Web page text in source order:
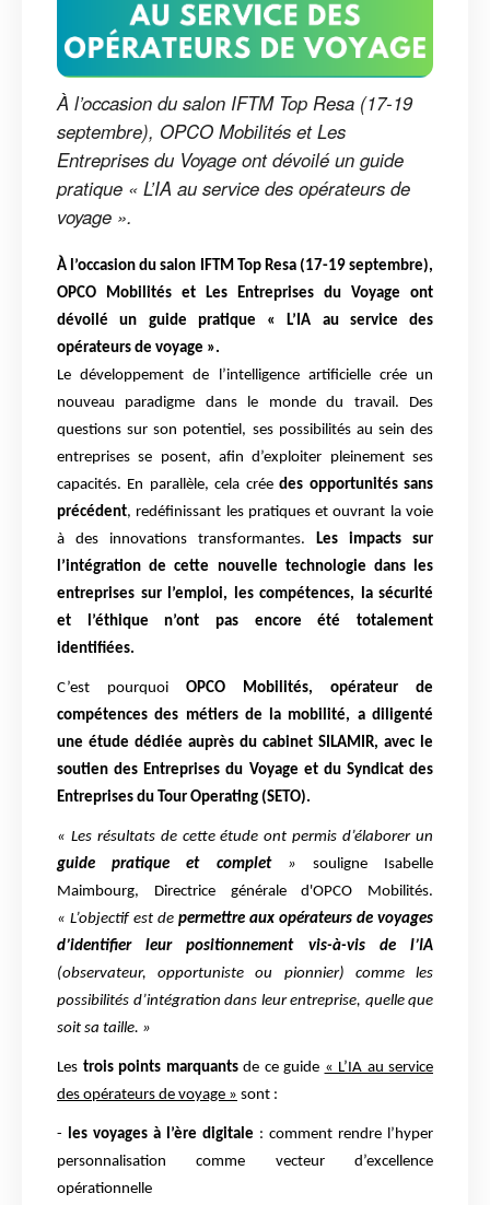
À l’occasion du salon IFTM Top Resa (17-19
septembre), OPCO Mobilités et Les
Entreprises du Voyage ont dévoilé un guide
pratique « L’IA au service des opérateurs de
voyage ».
À l’occasion du salon IFTM Top Resa (17-19 septembre),
OPCO Mobilités et Les Entreprises du Voyage ont
dévoilé un guide pratique « L’IA au service des
opérateurs de voyage ».
Le développement de l’intelligence artificielle crée un
nouveau paradigme dans le monde du travail. Des
questions sur son potentiel, ses possibilités au sein des
entreprises se posent, afin d’exploiter pleinement ses
capacités. En parallèle, cela créedes opportunités sans
précédent, redéfinissant les pratiques et ouvrant la voie
à des innovations transformantes. Les impacts sur
l’intégration de cette nouvelle technologie dans les
entreprises sur l’emploi, les compétences, la sécurité
et l’éthique n’ont pas encore été totalement
identifiées.
C’est pourquoi OPCO Mobilités, opérateur de
compétences des métiers de la mobilité, a diligenté
une étude dédiée auprès du cabinet SILAMIR, avec le
soutien des Entreprises du Voyage et du Syndicat des
Entreprises du Tour Operating (SETO).
« Les résultats de cette étude ont permis d’élaborer un
guide pratique et complet »
souligne Isabelle
Maimbourg, Directrice générale d'OPCO Mobilités.
« L’objectif est de permettre aux opérateurs de voyages
d’identifier leur positionnement vis-à-vis de l’IA
(observateur, opportuniste ou pionnier) comme les
possibilités d’intégration dans leur entreprise, quelle que
soit sa taille. »
Les trois points marquants de ce guide « L’IA au service
des opérateurs de voyage » sont :
- les voyages à l’ère digitale : comment rendre l’hyper
personnalisation comme vecteur d’excellence
opérationnelle